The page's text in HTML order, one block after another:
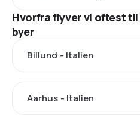
Hvorfra flyver vi oftest
byer
Billund - Italien
Aarhus - Italien